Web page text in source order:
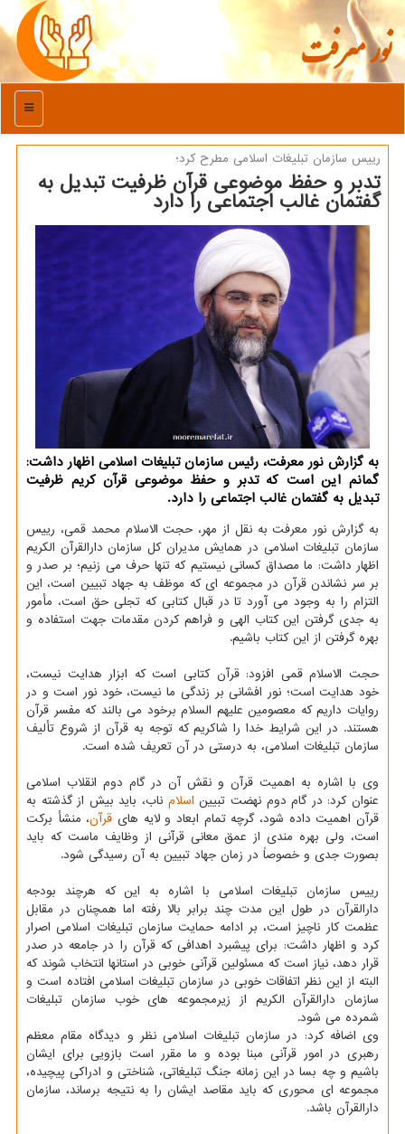
نور معرفت
منو
رییس سازمان تبلیغات اسلامی مطرح كرد؛
تدبر و حفظ موضوعی قرآن ظرفیت تبدیل به
گفتمان غالب اجتماعی را دارد
به گزارش نور معرفت، رئیس سازمان تبلیغات اسلامی اظهار داشت:
گمانم این است که تدبر و حفظ موضوعی قرآن کریم ظرفیت
تبدیل به گفتمان غالب اجتماعی را دارد.
به گزارش نور معرفت به نقل از مهر، حجت الاسلام محمد قمی، رییس
سازمان تبلیغات اسلامی در همایش مدیران کل سازمان دارالقرآن الکریم
اظهار داشت: ما مصداق کسانی نیستیم که تنها حرف می زنیم؛ بر صدر و
بر سر نشاندن قرآن در مجموعه ای که موظف به جهاد تبیین است، این
التزام را به وجود می آورد تا در قبال کتابی که تجلی حق است، مأمور
به جدی گرفتن این کتاب الهی و فراهم کردن مقدمات جهت استفاده و
بهره گرفتن از این کتاب باشیم.
حجت الاسلام قمی افزود: قرآن کتابی است که ابزار هدایت نیست،
خود هدایت است؛ نور افشانی بر زندگی ما نیست، خود نور است و در
روایات داریم که معصومین علیهم السلام برخود می بالند که مفسر قرآن
هستند. در این شرایط خدا را شاکریم که توجه به قرآن از شروع تألیف
سازمان تبلیغات اسلامی، به درستی در آن تعریف شده است.
وی با اشاره به اهمیت قرآن و نقش آن در گام دوم انقلاب اسلامی
عنوان کرد: در گام دوم نهضت تبیین اسلام ناب، باید بیش از گذشته به
قرآن اهمیت داده شود، گرچه تمام ابعاد و لایه های قرآن، منشأ برکت
است، ولی بهره مندی از عمق معانی قرآنی از وظایف ماست که باید
بصورت جدی و خصوصاً در زمان جهاد تبیین به آن رسیدگی شود.
رییس سازمان تبلیغات اسلامی با اشاره به این که هرچند بودجه
دارالقرآن در طول این مدت چند برابر بالا رفته اما همچنان در مقابل
عظمت کار ناچیز است، بر ادامه حمایت سازمان تبلیغات اسلامی اصرار
کرد و اظهار داشت: برای پیشبرد اهدافی که قرآن را در جامعه در صدر
قرار دهد، نیاز است که مسئولین قرآنی خوبی در استانها انتخاب شوند که
البته از این نظر اتفاقات خوبی در سازمان تبلیغات اسلامی افتاده است و
سازمان دارالقرآن الکریم از زیرمجموعه های خوب سازمان تبلیغات
شمرده می شود.
وی اضافه کرد: در سازمان تبلیغات اسلامی نظر و دیدگاه مقام معظم
رهبری در امور قرآنی مبنا بوده و ما مقرر است بازویی برای ایشان
باشیم و چه بسا در این زمانه جنگ تبلیغاتی، شناختی و ادراکی پیچیده،
مجموعه ای محوری که باید مقاصد ایشان را به نتیجه برساند، سازمان
دارالقرآن باشد.